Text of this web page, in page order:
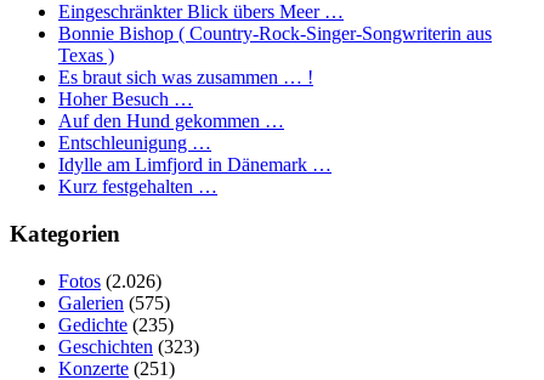
Eingeschränkter Blick übers Meer …
Bonnie Bishop ( Country-Rock-Singer-Songwriterin aus
Texas )
Es braut sich was zusammen … !
Hoher Besuch …
Auf den Hund gekommen …
Entschleunigung …
Idylle am Limfjord in Dänemark …
Kurz festgehalten …
Kategorien
Fotos (2.026)
Galerien (575)
Gedichte (235)
Geschichten (323)
Konzerte (251)